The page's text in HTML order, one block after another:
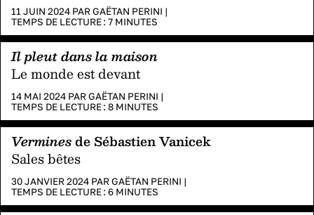
11 JUIN 2024 PARGAËTAN PERINI |
TEMPS DE LECTURE : 7 MINUTES
Il pleut dans la maison
Le monde est devant
14 MAI 2024 PARGAËTAN PERINI |
TEMPS DE LECTURE : 8 MINUTES
Verminesde Sébastien Vanicek
Sales bêtes
30 JANVIER 2024 PARGAËTAN PERINI |
TEMPS DE LECTURE : 6 MINUTES